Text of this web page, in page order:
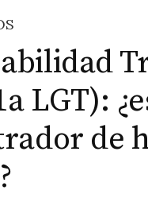
LGT):
de